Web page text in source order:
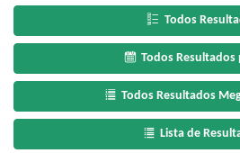
Todos
Todos Resultados
Todos Resultados
Lista de